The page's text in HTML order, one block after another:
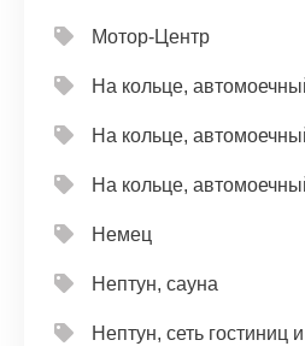
Мотор-Центр
На кольце,
На кольце,
На кольце,
Немец
Нептун, сауна
Нептун, сеть гостиниц